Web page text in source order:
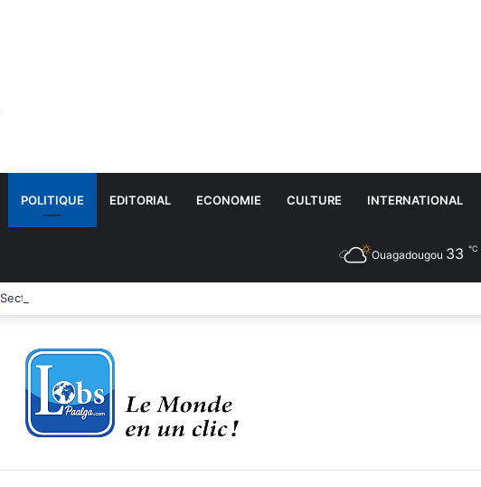
POLITIQUE EDITORIAL ECONOMIE CULTURE INTERNATIONAL
Ouagadougou 33 ℃
Secteur des cycles et motocycles : vers un marché plus sain, transparent et équitable